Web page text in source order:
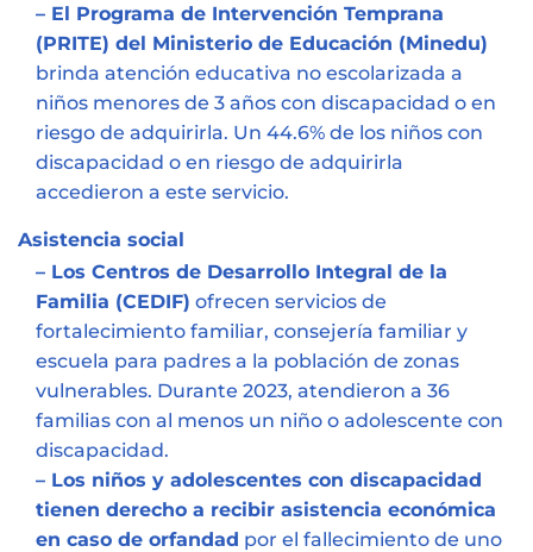
– El Programa de Intervención Temprana
(PRITE) del Ministerio de Educación (Minedu)
brinda atención educativa no escolarizada a
niños menores de 3 años con discapacidad o en
riesgo de adquirirla. Un 44.6% de los niños con
discapacidad o en riesgo de adquirirla
accedieron a este servicio.
Asistencia social
– Los Centros de Desarrollo Integral de la
Familia (CEDIF) ofrecen servicios de
fortalecimiento familiar, consejería familiar y
escuela para padres a la población de zonas
vulnerables. Durante 2023, atendieron a 36
familias con al menos un niño o adolescente con
discapacidad.
– Los niños y adolescentes con discapacidad
tienen derecho a recibir asistencia económica
en caso de orfandad por el fallecimiento de uno